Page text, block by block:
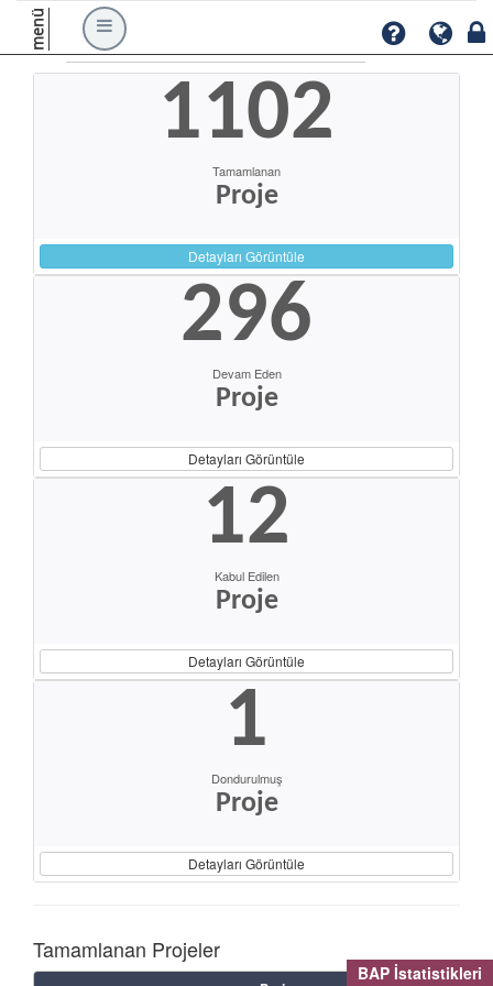
BAP İstatistikleri
menü
1102
Tamamlanan
Proje
Detayları Görüntüle
296
Devam Eden
Proje
Detayları Görüntüle
12
Kabul Edilen
Proje
Detayları Görüntüle
1
Dondurulmuş
Proje
Detayları Görüntüle
Tamamlanan Projeler